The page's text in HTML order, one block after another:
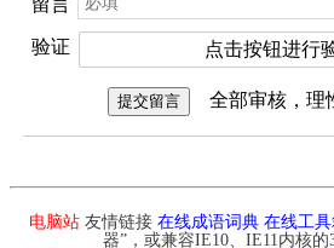
电脑站 友情链接 在线成语词典 在线工
器”，或兼容IE10、IE11内核的